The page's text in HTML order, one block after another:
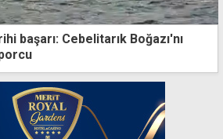
başarı: Cebelitarık Boğazı'nı